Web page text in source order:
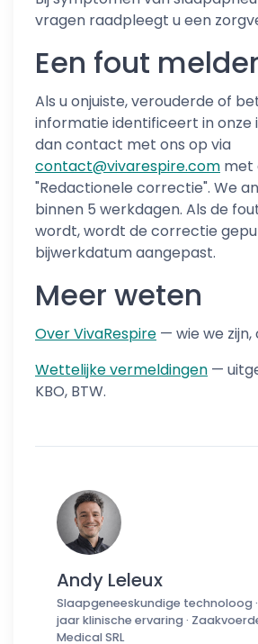
vragen raadpleegt u een
Een fout
Als u onjuiste, verouderde of
informatie identificeert in onze
dan contact met ons op via
contact@vivarespire.com met
"Redactionele correctie". We
binnen 5 werkdagen. Als de
wordt, wordt de correctie
bijwerkdatum aangepast.
Meer weten
Over VivaRespire — wie we zijn,
Wettelijke vermeldingen —
KBO, BTW.
Andy Leleux
Slaapgeneeskundige technoloog ·
jaar klinische ervaring ·
Medical SRL